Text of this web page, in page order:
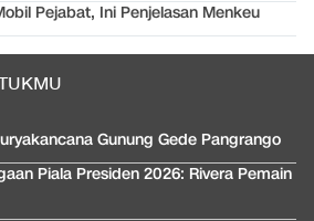
Pejabat, Ini Penjelasan Menkeu
Gunung Gede Pangrango
Piala Presiden 2026: Rivera Pemain